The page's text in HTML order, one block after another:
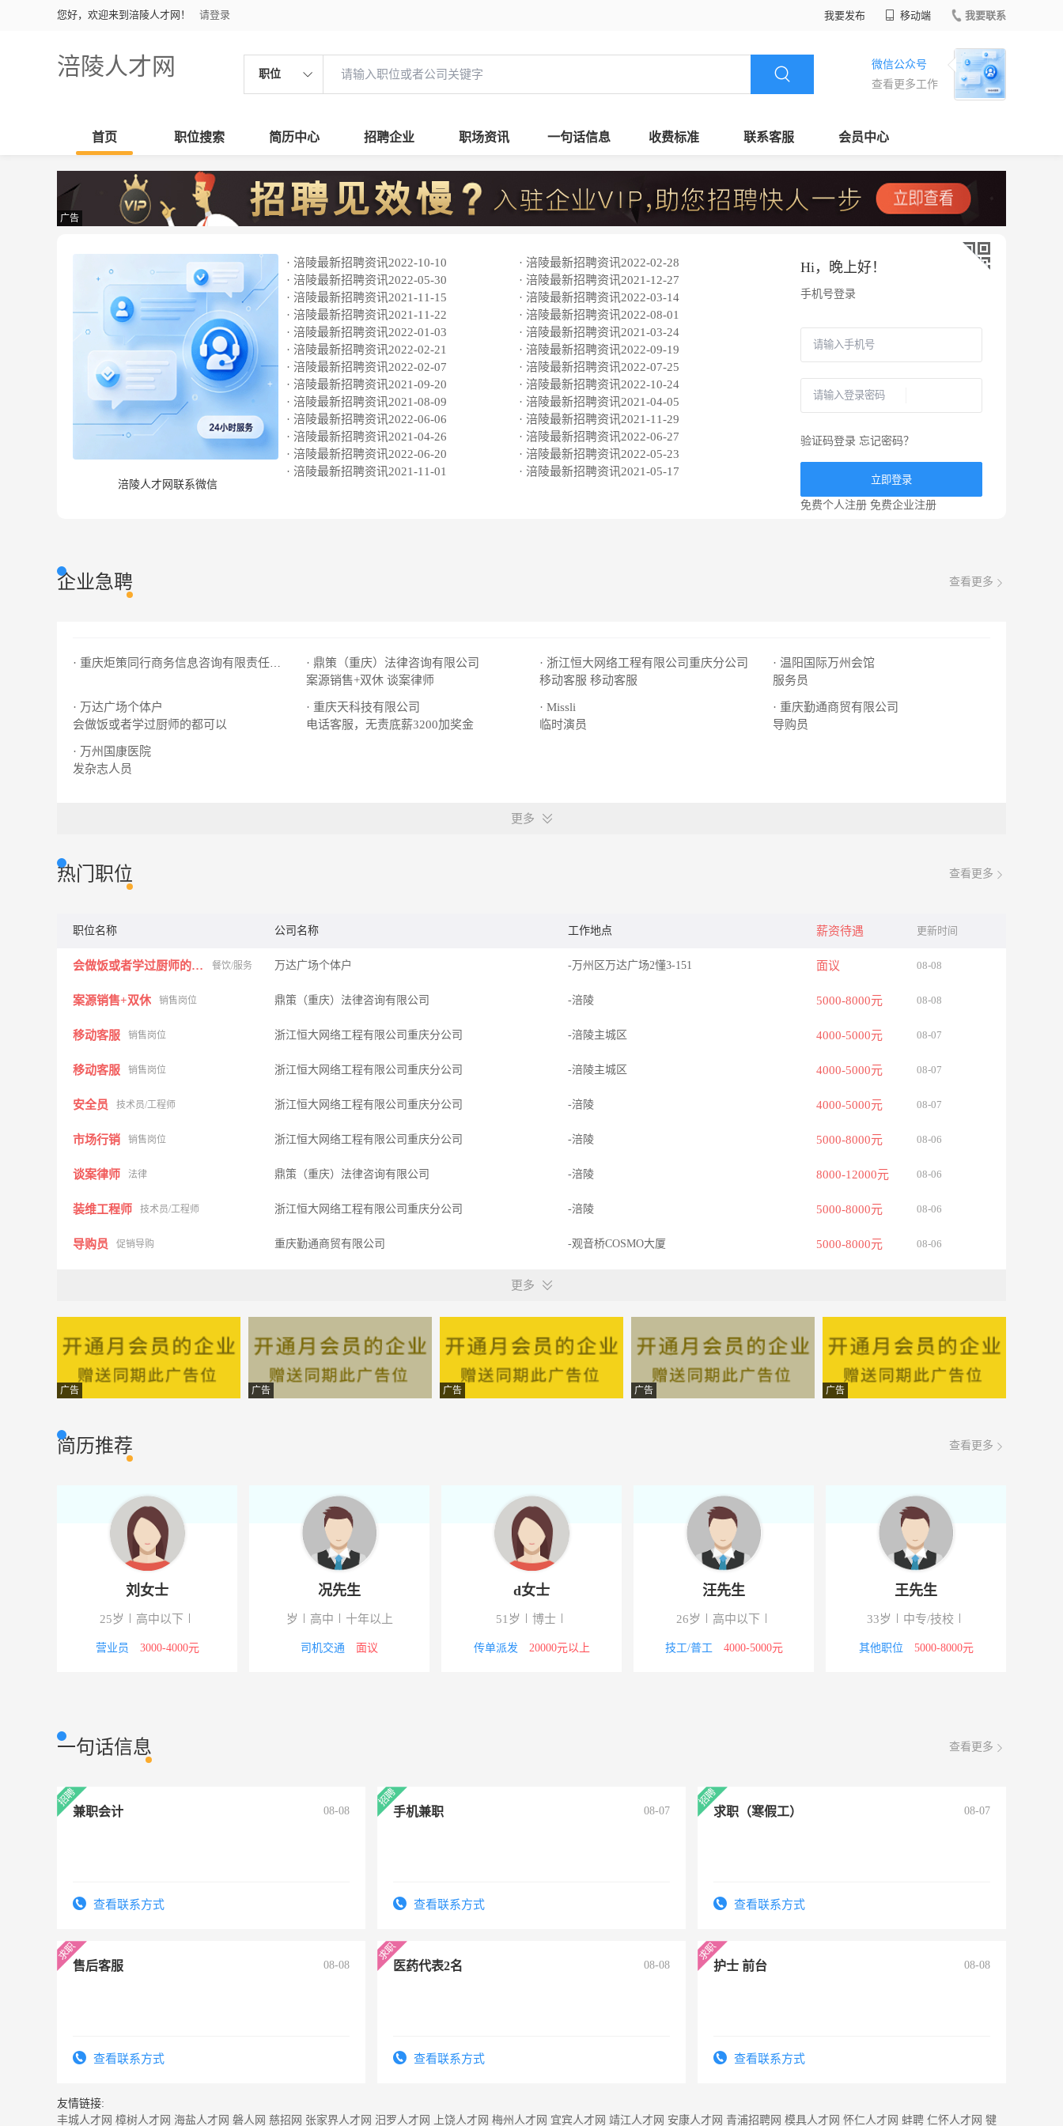
您好，欢迎来到涪陵人才网！ 请登录 我要发布 移动端 我要联系
涪陵人才网 职位
微信公众号
查看更多工作
首页 职位搜索 简历中心 招聘企业 职场资讯 一句话信息 收费标准 联系客服 会员中心
广告
涪陵人才网联系微信
· 涪陵最新招聘资讯2022-10-10
· 涪陵最新招聘资讯2022-02-28
· 涪陵最新招聘资讯2022-05-30
· 涪陵最新招聘资讯2021-12-27
· 涪陵最新招聘资讯2021-11-15
· 涪陵最新招聘资讯2022-03-14
· 涪陵最新招聘资讯2021-11-22
· 涪陵最新招聘资讯2022-08-01
· 涪陵最新招聘资讯2022-01-03
· 涪陵最新招聘资讯2021-03-24
· 涪陵最新招聘资讯2022-02-21
· 涪陵最新招聘资讯2022-09-19
· 涪陵最新招聘资讯2022-02-07
· 涪陵最新招聘资讯2022-07-25
· 涪陵最新招聘资讯2021-09-20
· 涪陵最新招聘资讯2022-10-24
· 涪陵最新招聘资讯2021-08-09
· 涪陵最新招聘资讯2021-04-05
· 涪陵最新招聘资讯2022-06-06
· 涪陵最新招聘资讯2021-11-29
· 涪陵最新招聘资讯2021-04-26
· 涪陵最新招聘资讯2022-06-27
· 涪陵最新招聘资讯2022-06-20
· 涪陵最新招聘资讯2022-05-23
· 涪陵最新招聘资讯2021-11-01
· 涪陵最新招聘资讯2021-05-17
Hi， 晚上好！
手机号登录
验证码登录 忘记密码？
立即登录
免费个人注册 免费企业注册
企业急聘 查看更多
· 重庆炬策同行商务信息咨询有限责任公司
· 鼎策（重庆）法律咨询有限公司
案源销售+双休 谈案律师
· 浙江恒大网络工程有限公司重庆分公司
移动客服 移动客服
· 温阳国际万州会馆
服务员
· 万达广场个体户
会做饭或者学过厨师的都可以
· 重庆天科技有限公司
电话客服，无责底薪3200加奖金
· Missli
临时演员
· 重庆勤通商贸有限公司
导购员
· 万州国康医院
发杂志人员
更多
热门职位 查看更多
职位名称 公司名称 工作地点 薪资待遇 更新时间
会做饭或者学过厨师的都可以 餐饮/服务 万达广场个体户 -万州区万达广场2懂3-151 面议 08-08
案源销售+双休 销售岗位 鼎策（重庆）法律咨询有限公司 -涪陵 5000-8000元 08-08
移动客服 销售岗位 浙江恒大网络工程有限公司重庆分公司 -涪陵主城区 4000-5000元 08-07
移动客服 销售岗位 浙江恒大网络工程有限公司重庆分公司 -涪陵主城区 4000-5000元 08-07
安全员 技术员/工程师 浙江恒大网络工程有限公司重庆分公司 -涪陵 4000-5000元 08-07
市场行销 销售岗位 浙江恒大网络工程有限公司重庆分公司 -涪陵 5000-8000元 08-06
谈案律师 法律 鼎策（重庆）法律咨询有限公司 -涪陵 8000-12000元 08-06
装维工程师 技术员/工程师 浙江恒大网络工程有限公司重庆分公司 -涪陵 5000-8000元 08-06
导购员 促销导购 重庆勤通商贸有限公司 -观音桥COSMO大厦 5000-8000元 08-06
发杂志人员 传单派发 万州国康医院 -万州区青羊宫32号 面议 08-06
服务员 保健/按摩 温阳国际万州会馆 -万州区佳庆大厦19楼 3000-4000元 08-06
移动营业厅营业员
更多
广告 广告 广告 广告 广告
简历推荐 查看更多
刘女士
25岁 高中以下
营业员 3000-4000元
况先生
岁 高中 十年以上
司机交通 面议
d女士
51岁 博士
传单派发 20000元以上
汪先生
26岁 高中以下
技工/普工 4000-5000元
王先生
33岁 中专/技校
其他职位 5000-8000元
一句话信息 查看更多
兼职会计 08-08
查看联系方式
手机兼职 08-07
查看联系方式
求职（寒假工） 08-07
查看联系方式
售后客服 08-08
查看联系方式
医药代表2名 08-08
查看联系方式
护士 前台 08-08
查看联系方式
友情链接:
丰城人才网 樟树人才网 海盐人才网 磐人网 慈招网 张家界人才网 汨罗人才网 上饶人才网 梅州人才网 宜宾人才网 靖江人才网 安康人才网 青浦招聘网 模具人才网 怀仁人才网 蚌聘 仁怀人才网 犍